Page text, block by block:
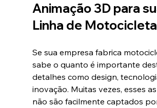
Animação 3D para
Linha de
Se sua empresa fabrica
sabe o quanto é importante
detalhes como design,
inovação. Muitas vezes, esses
não são facilmente captados